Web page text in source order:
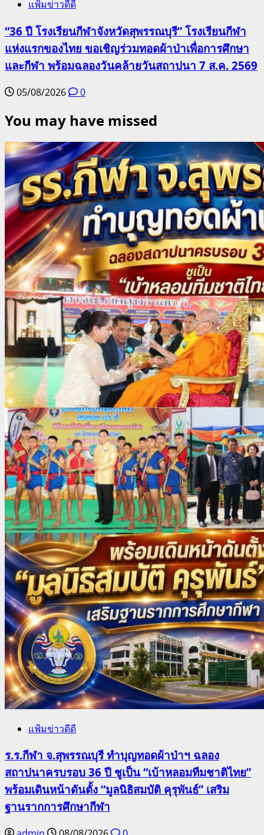
แฟ้มข่าวดีดี
“36 ปี โรงเรียนกีฬาจังหวัดสุพรรณบุรี” โรงเรียนกีฬา
แห่งแรกของไทย ขอเชิญร่วมทอดผ้าป่าเพื่อการศึกษา
และกีฬา พร้อมฉลองวันคล้ายวันสถาปนา 7 ส.ค. 2569
05/08/2026 0
You may have missed
แฟ้มข่าวดีดี
ร.ร.กีฬา จ.สุพรรณบุรี ทำบุญทอดผ้าป่าฯ ฉลอง
สถาปนาครบรอบ 36 ปี ชูเป็น “เบ้าหลอมทีมชาติไทย”
พร้อมเดินหน้าดันตั้ง “มูลนิธิสมบัติ คุรุพันธ์” เสริม
ฐานรากการศึกษากีฬา